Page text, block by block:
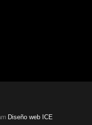
Diseño web ICE